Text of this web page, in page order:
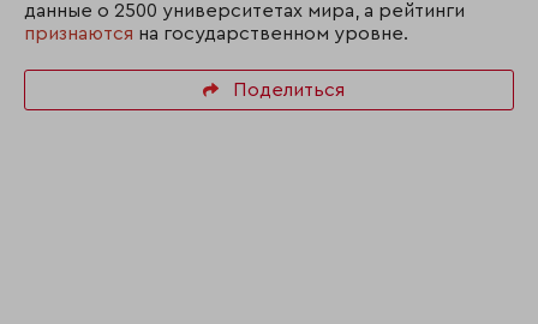
данные о 2500 университетах мира, а рейтинги
признаются на государственном уровне.
Поделиться